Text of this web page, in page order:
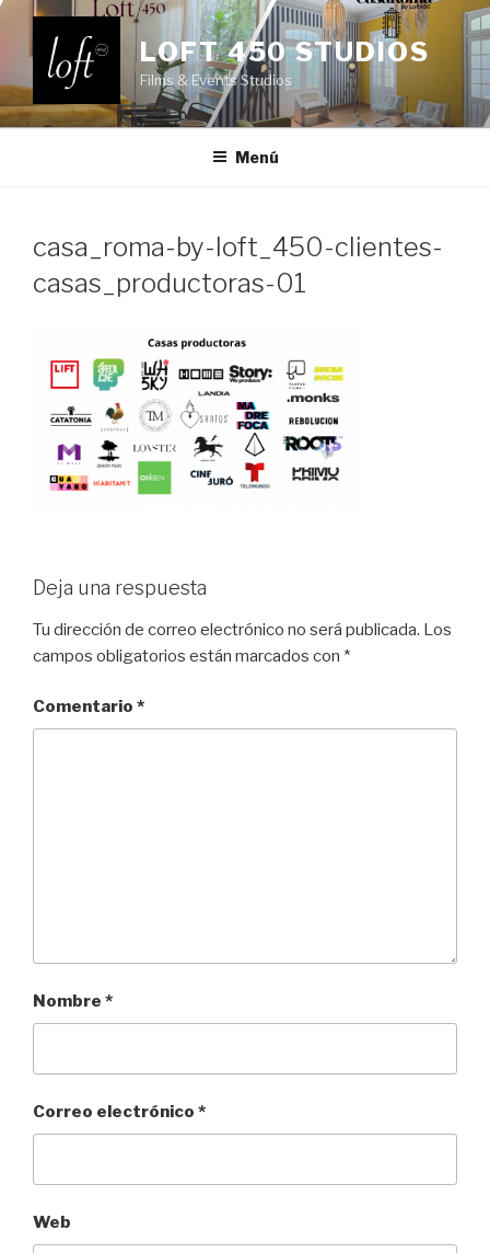
Saltar
contenido
LOFT 450 STUDIOS
Films & Events Studios
Menú
casa_roma-by-loft_450-clientes-
casas_productoras-01
Deja una respuesta
Tu dirección de correo electrónico no será publicada. Los
campos obligatorios están marcados con *
Comentario *
Nombre *
Correo electrónico *
Web